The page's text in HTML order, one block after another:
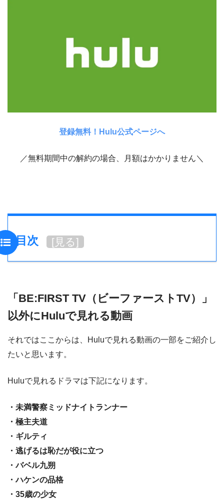
登録無料！Hulu公式ページへ
／無料期間中の解約の場合、月額はかかりません＼
目次 [見る]
「BE:FIRST TV（ビーファーストTV）」
以外にHuluで見れる動画
それではここからは、Huluで見れる動画の一部をご紹介し
たいと思います。
Huluで見れるドラマは下記になります。
・未満警察ミッドナイトランナー
・極主夫道
・ギルティ
・逃げるは恥だが役に立つ
・バベル九朔
・ハケンの品格
・35歳の少女